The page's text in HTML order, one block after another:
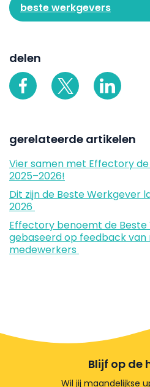
beste werkgevers
delen
gerelateerde artikelen
Vier samen met Effectory
2025–2026!
Dit zijn de Beste Werkgever
2026
Effectory benoemt de
gebaseerd op feedback van
medewerkers
Blijf op de
Wil jij maandelijkse